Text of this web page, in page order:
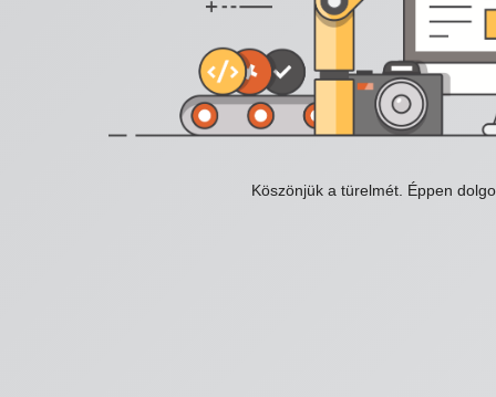
Köszönjük a türelmét. Éppen